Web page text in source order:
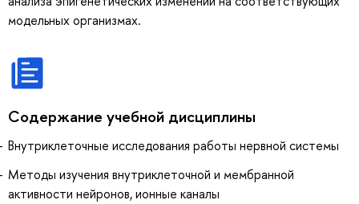
модельных организмах.
Содержание учебной дисциплины
Внутриклеточные исследования работы нервной системы
Методы изучения внутриклеточной и мембранной
активности нейронов, ионные каналы